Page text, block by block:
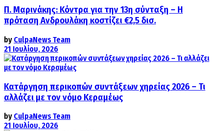
Π. Μαρινάκης: Κόντρα για την 13η σύνταξη – Η
πρόταση Ανδρουλάκη κοστίζει €2,5 δισ.
by CulpaNews Team
21 Ιουλίου, 2026
Κατάργηση περικοπών συντάξεων χηρείας 2026 – Τι
αλλάζει με τον νόμο Κεραμέως
by CulpaNews Team
21 Ιουλίου, 2026